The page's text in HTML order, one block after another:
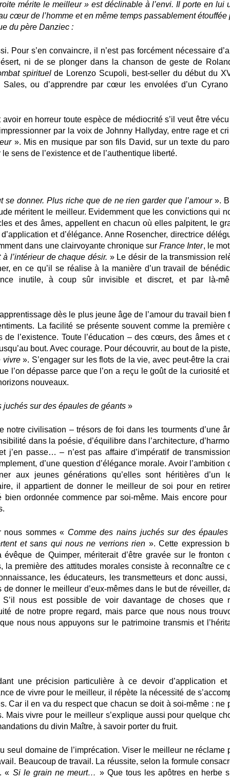
mérite le meilleur » est déclinable à l’envi. Il porte en lui
cœur de l’homme et en même temps passablement étouffée
du père Danziec :
Pour s’en convaincre, il n’est pas forcément nécessaire
ni de se plonger dans la chanson de geste de
spirituelde Lorenzo Scupoli, best-seller du début du
ou d’apprendre par cœur les envolées d’un
en horreur toute espèce de médiocrité s’il veut être
par la voix de Johnny Hallyday, entre rage et
». Mis en musique par son fils David, sur un texte du
sens de l’existence et de l’authentique liberté.
se donner. Plus riche que de ne rien garder que l’amour».
méritent le meilleur. Evidemment que les convictions qui
et des âmes, appellent en chacun où elles palpitent, le
et d’élégance. Anne Rosencher, directrice
dans une clairvoyante chronique surFrance Inter, le
l’intérieur de chaque désir. » Le désir de la transmission
en ce qu’il se réalise à la manière d’un travail de
inutile, à coup sûr invisible et discret, et par là-
dès le plus jeune âge de l’amour du travail bien
La facilité se présente souvent comme la première
l’existence. Toute l’éducation – des cœurs, des âmes et
bout. Avec courage. Pour découvrir, au bout de la
vivre». S’engager sur les flots de la vie, avec peut-être la
l’on dépasse parce que l’on a reçu le goût de la curiosité
nouveaux.
juchés sur des épaules de géants »
civilisation – trésors de foi dans les tourments d’une
dans la poésie, d’équilibre dans l’architecture,
j’en passe… – n’est pas affaire d’impératif de
d’une question d’élégance morale. Avoir l’ambition
aux jeunes générations qu’elles sont héritières d’un
il appartient de donner le meilleur de soi pour en
ordonnée commence par soi-même. Mais encore pour
nous sommes « Comme des nains juchés sur des
et sans qui nous ne verrions rien ». Cette expression
de Quimper, mériterait d’être gravée sur le fronton
première des attitudes morales consiste à reconnaître ce
les éducateurs, les transmetteurs et donc aussi,
donner le meilleur d’eux-mêmes dans le but de réveiller,
nous est possible de voir davantage de choses que
de notre propre regard, mais parce que nous nous
nous nous appuyons sur le patrimoine transmis et
une précision particulière à ce devoir d’application et
de vivre pour le meilleur, il répète la nécessité de
Car il en va du respect que chacun se doit à soi-même : ne
vivre pour le meilleur s’explique aussi pour quelque
du divin Maître, à savoir porter du fruit.
seul domaine de l’imprécation. Viser le meilleur ne réclame
Beaucoup de travail. La réussite, selon la formule
« Si le grain ne meurt… » Que tous les apôtres en herbe